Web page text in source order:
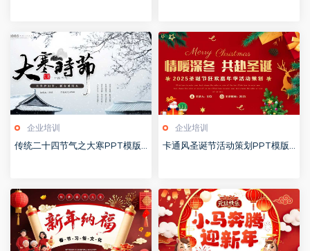
企业培训
传统二十四节气之大寒PPT模版2
企业培训
卡通风圣诞节活动策划PPT模版2